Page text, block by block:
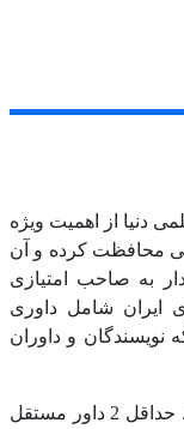
دنیا از اهمیت ویژه
محافظت کرده و آن
به صاحب امتیازی
ایران شامل داوری
نویسندگان و داوران
هر نسخه اولیه ارائه شده به انتشارات توسط حداقل 2 داور مستقل